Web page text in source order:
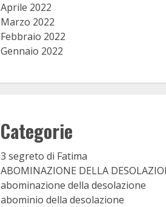
Aprile 2022
Marzo 2022
Febbraio 2022
Gennaio 2022
Categorie
3 segreto di Fatima
ABOMINAZIONE DELLA
abominazione della desolazione
abominio della desolazione